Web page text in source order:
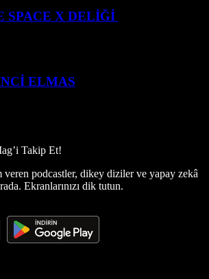
SPACE X DELİĞİ
ELMAS
Takip Et!
veren podcastler, dikey diziler ve yapay zekâ
Ekranlarınızı dik tutun.